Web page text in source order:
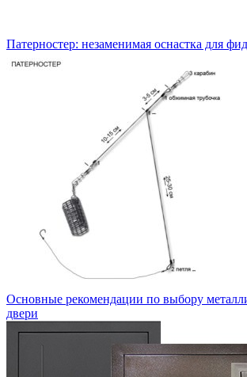
Патерностер: незаменимая оснастка для
Основные рекомендации по выбору
двери